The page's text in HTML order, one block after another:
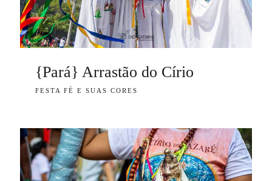
{Pará} Arrastão do Círio
FESTA FÉ E SUAS CORES